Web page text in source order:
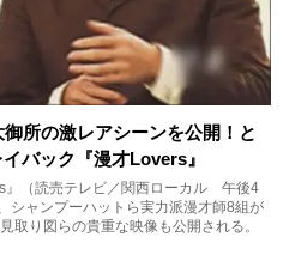
所の激レアシーンを公開！と
バック『漫才Lovers』
』（読売テレビ／関西ローカル 午後4
シャンプーハットら実力派漫才師8組が
取り図らの貴重な映像も公開される。